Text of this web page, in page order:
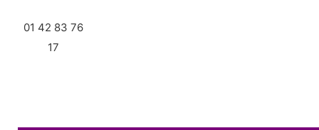
01 42 83 76
17